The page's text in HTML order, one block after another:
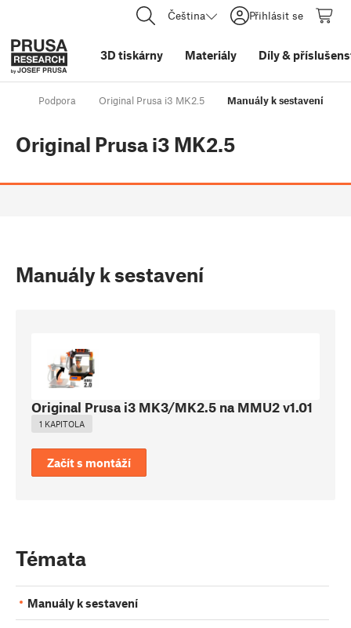
Čeština Přihlásit se
3D tiskárny Materiály Díly&
Podpora Original Prusa i3 MK2.5 Manuály k sestavení
Original Prusa i3 MK2.5
Manuály k sestavení
Original Prusa i3 MK3/MK2.5 na MMU2 v1.01
1 KAPITOLA
Začít s montáží
Témata
Manuály k sestavení